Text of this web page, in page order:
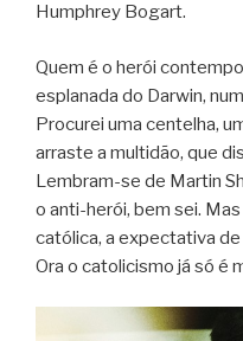
Humph­rey Bogart.
Quem é o herói
espla­nada do Darwin,
Pro­cu­rei uma cen­te­lha,
arraste a mul­ti­dão, que
Lembram-se de Mar­tin
o anti-herói, bem sei.
cató­lica, a expec­ta­tiva
Ora o cato­li­cismo já só é